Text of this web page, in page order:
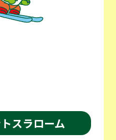
スラローム